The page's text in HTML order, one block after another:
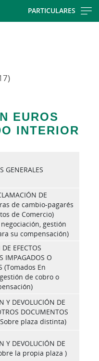
PARTICULARES
EUROS
INTERIOR
GENERALES
DE
de cambio-pagarés
de Comercio)
gestión
su compensación)
EFECTOS
IMPAGADOS O
(Tomados En
de cobro o
Y DEVOLUCIÓN DE
DOCUMENTOS
plaza distinta)
Y DEVOLUCIÓN DE
la propia plaza )